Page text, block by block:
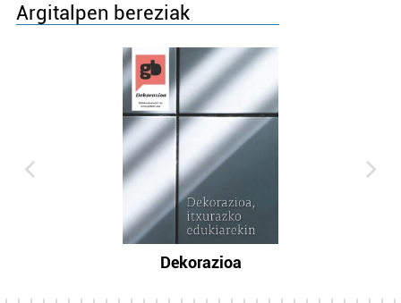
Argitalpen bereziak
Dekorazioa